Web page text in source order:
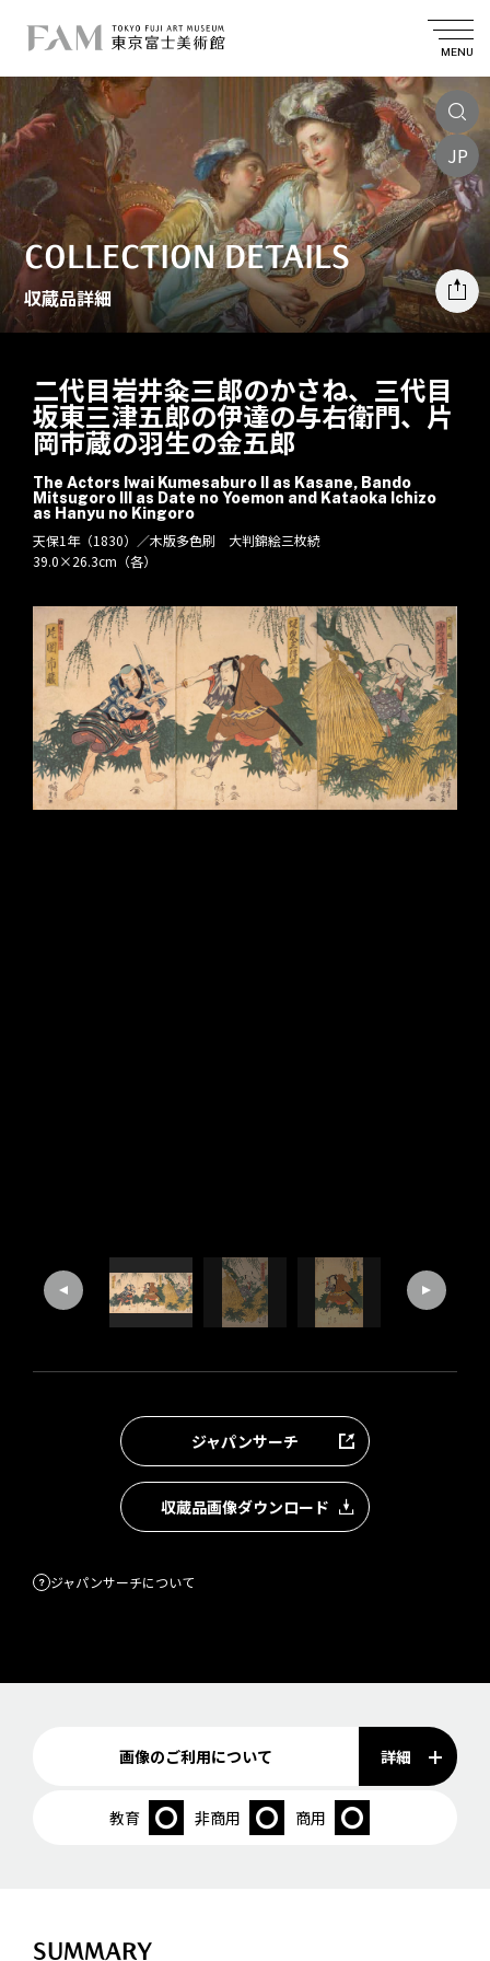
MENU
JP
COLLECTION DETAILS
収蔵品詳細
二代目岩井粂三郎のかさね、三代目
坂東三津五郎の伊達の与右衛門、片
岡市蔵の羽生の金五郎
The Actors Iwai Kumesaburo II as Kasane, Bando
Mitsugoro III as Date no Yoemon and Kataoka Ichizo
as Hanyu no Kingoro
天保1年（1830）／木版多色刷 大判錦絵三枚続
39.0×26.3cm（各）
ジャパンサーチ
収蔵品画像ダウンロード
ジャパンサーチについて
画像のご利用について 詳細
教育 非商用 商用
SUMMARY